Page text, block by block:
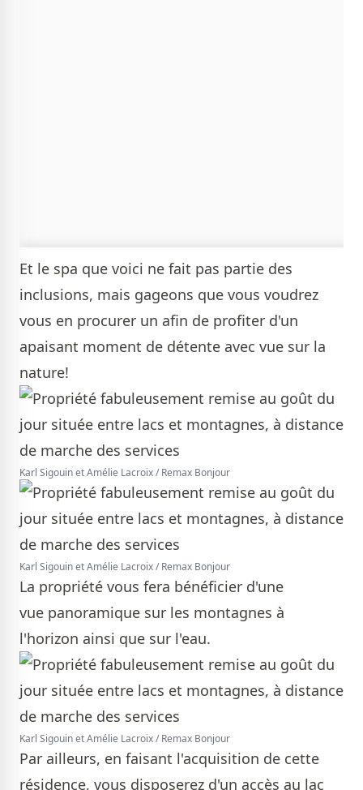
Et le spa que voici ne fait pas partie des
inclusions, mais gageons que vous voudrez
vous en procurer un afin de profiter d'un
apaisant moment de détente avec vue sur la
nature!
Karl Sigouin et Amélie Lacroix / Remax Bonjour
Karl Sigouin et Amélie Lacroix / Remax Bonjour
La propriété vous fera bénéficier d'une
vue panoramique sur les montagnes à
l'horizon ainsi que sur l'eau.
Karl Sigouin et Amélie Lacroix / Remax Bonjour
Par ailleurs, en faisant l'acquisition de cette
résidence, vous disposerez d'un accès au lac